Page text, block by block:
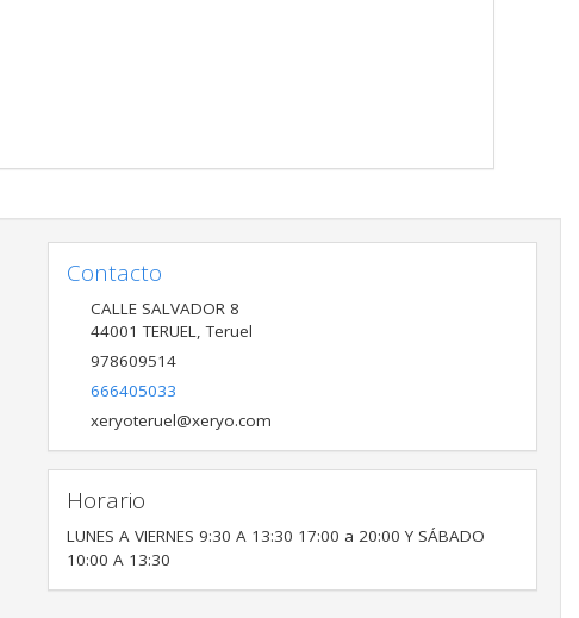
Contacto
CALLE SALVADOR 8
44001 TERUEL,Teruel
978609514
666405033
xeryoteruel@xeryo.com
Horario
LUNES A VIERNES 9:30 A 13:30 17:00 a 20:00 Y SÁBADO
10:00 A 13:30